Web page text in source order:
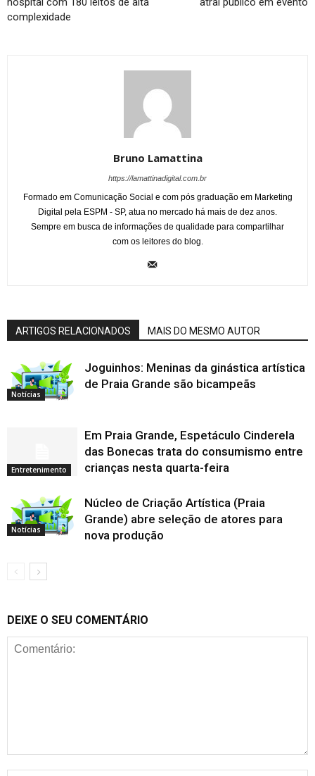
complexidade
Bruno Lamattina
https://lamattinadigital.com.br
Formado em Comunicação Social e com pós graduação em Marketing
Digital pela ESPM - SP, atua no mercado há mais de dez anos.
Sempre em busca de informações de qualidade para compartilhar
com os leitores do blog.
ARTIGOS RELACIONADOS MAIS DO MESMO AUTOR
Notícias
Joguinhos: Meninas da ginástica artística
de Praia Grande são bicampeãs
Entretenimento
Em Praia Grande, Espetáculo Cinderela
das Bonecas trata do consumismo entre
crianças nesta quarta-feira
Notícias
Núcleo de Criação Artística (Praia
Grande) abre seleção de atores para
nova produção
DEIXE O SEU COMENTÁRIO